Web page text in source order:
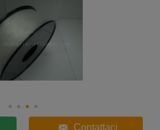
Contattaci